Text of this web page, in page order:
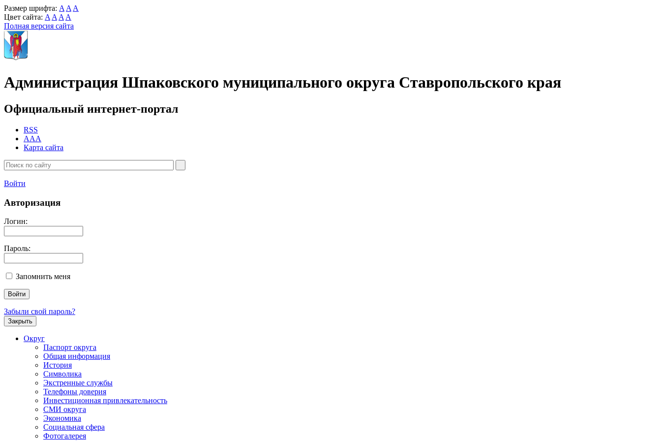
Размер шрифта: A A A
Цвет сайта: A A A A
Полная версия сайта
Администрация Шпаковского муниципального округа Ставропольского края
Официальный интернет-портал
RSS
AAA
Карта сайта
Войти
Авторизация
Логин:
Пароль:
Запомнить меня
Забыли свой пароль?
Закрыть
Округ
Паспорт округа
Общая информация
История
Символика
Экстренные службы
Телефоны доверия
Инвестиционная привлекательность
СМИ округа
Экономика
Социальная сфера
Фотогалерея